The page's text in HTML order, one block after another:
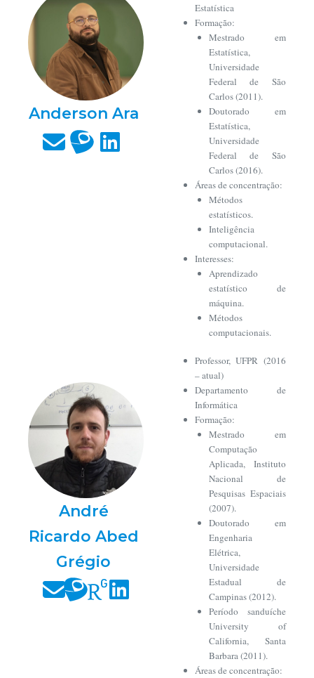
Anderson Ara
Estatística
Formação:
Mestrado em
Estatística,
Universidade
Federal de São
Carlos (2011).
Doutorado em
Estatística,
Universidade
Federal de São
Carlos (2016).
Áreas de concentração:
Métodos
estatísticos.
Inteligência
computacional.
Interesses:
Aprendizado
estatístico de
máquina.
Métodos
computacionais.
André
Ricardo Abed
Grégio
Professor, UFPR (2016
– atual)
Departamento de
Informática
Formação:
Mestrado em
Computação
Aplicada, Instituto
Nacional de
Pesquisas Espaciais
(2007).
Doutorado em
Engenharia
Elétrica,
Universidade
Estadual de
Campinas (2012).
Período sanduíche
University of
California, Santa
Barbara (2011).
Áreas de concentração: